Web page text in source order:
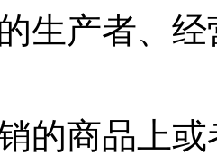
生产者、
的商品上